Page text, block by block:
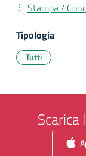
Stampa /
Tipologia
Tutti